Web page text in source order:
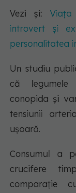
Vezi și:
introvert și
personalitatea
Un studiu
că legumele
conopida și
tensiunii
ușoară.
Consumul a
crucifere
comparație